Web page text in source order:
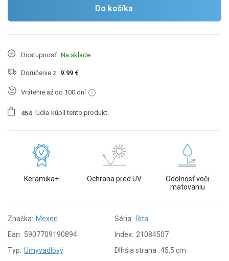
Do košíka
Dostupnosť: Na sklade
Doručenie z: 9.99 €
Vrátenie až do 100 dní
454 ľudia kúpil tento produkt.
Keramika+ Ochrana pred UV
Odolnosť voči
matovaniu
Značka: Mexen Séria: Rita
Ean: 5907709190894 Index: 21084507
Typ: Umyvadlový Dlhšia strana: 45,5 cm